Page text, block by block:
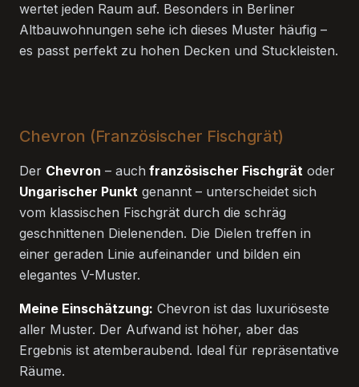
wertet jeden Raum auf. Besonders in Berliner
Altbauwohnungen sehe ich dieses Muster häufig –
es passt perfekt zu hohen Decken und Stuckleisten.
Chevron (Französischer Fischgrät)
Der Chevron – auch französischer Fischgrät oder
Ungarischer Punkt genannt – unterscheidet sich
vom klassischen Fischgrät durch die schräg
geschnittenen Dielenenden. Die Dielen treffen in
einer geraden Linie aufeinander und bilden ein
elegantes V-Muster.
Meine Einschätzung: Chevron ist das luxuriöseste
aller Muster. Der Aufwand ist höher, aber das
Ergebnis ist atemberaubend. Ideal für repräsentative
Räume.